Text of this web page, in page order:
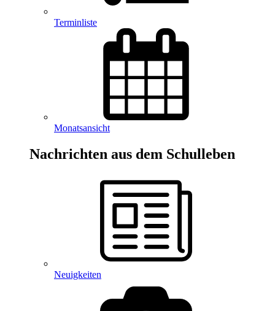
Terminliste
Monatsansicht
Nachrichten aus dem Schulleben
Neuigkeiten